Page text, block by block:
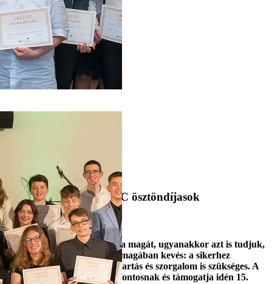
DDC Hírek
Fiatalok, sikeresek, DDC ösztöndíjasok
2024. január 30.
A tehetség korán megmutatja magát, ugyanakkor azt is tudjuk,
hogy a kivételes képesség önmagában kevés: a sikerhez
rengeteg munka, áldozat, kitartás és szorgalom is szükséges. A
DDC ezért tartja kiemelten fontosnak és támogatja idén 15.